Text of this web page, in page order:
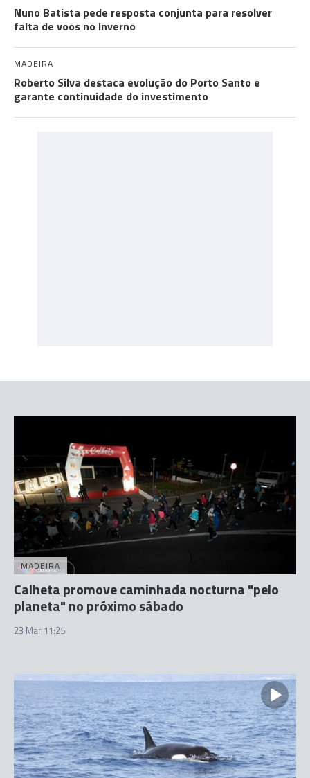
Nuno Batista pede resposta conjunta para resolver
falta de voos no Inverno
MADEIRA
Roberto Silva destaca evolução do Porto Santo e
garante continuidade do investimento
MADEIRA
Calheta promove caminhada nocturna "pelo
planeta" no próximo sábado
23 Mar 11:25